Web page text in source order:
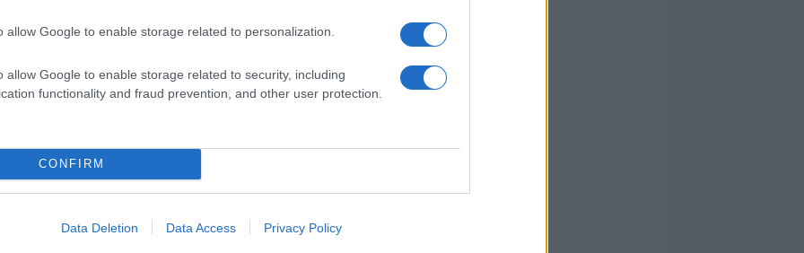
allow Google to enable storage related to personalization.
allow Google to enable storage related to security, including
functionality and fraud prevention, and other user protection.
CONFIRM
Data Deletion Data Access Privacy Policy
i tuoi video e le tue foto
+39 345 356 7512
news da